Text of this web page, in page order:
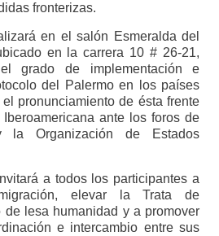
fronterizas.
en el salón Esmeralda del
en la carrera 10 # 26-21,
grado de implementación e
del Palermo en los países
pronunciamiento de ésta frente
ante los foros de
la Organización de Estados
a todos los participantes a
elevar la Trata de
de lesa humanidad y a promover
e intercambio entre sus